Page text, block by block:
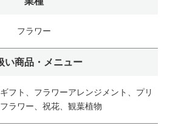
フラワー
い商品・メニュー
フト、フラワーアレンジメント、プリ
ラワー、祝花、観葉植物